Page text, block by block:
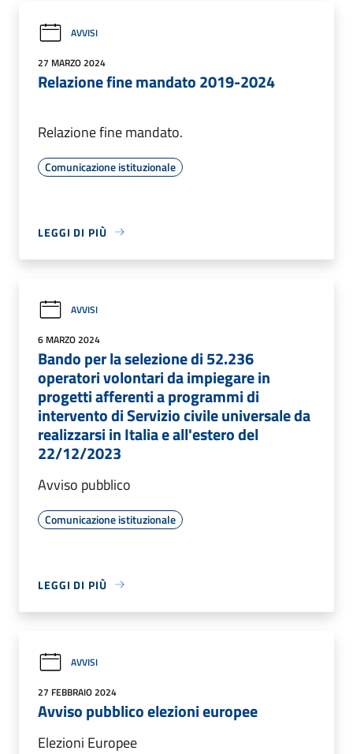
AVVISI
27 MARZO 2024
Relazione fine mandato 2019-2024
Relazione fine mandato.
Comunicazione istituzionale
LEGGI DI PIÙ
AVVISI
6 MARZO 2024
Bando per la selezione di 52.236
operatori volontari da impiegare in
progetti afferenti a programmi di
intervento di Servizio civile universale da
realizzarsi in Italia e all'estero del
22/12/2023
Avviso pubblico
Comunicazione istituzionale
LEGGI DI PIÙ
AVVISI
27 FEBBRAIO 2024
Avviso pubblico elezioni europee
Elezioni Europee